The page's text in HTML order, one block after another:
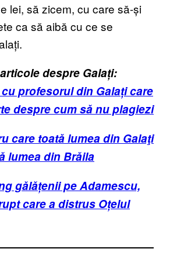
lei, să zicem, cu care să-și
ca să aibă cu ce se
despre Galați:
cu profesorul din Galați care
despre cum să nu plagiezi
care toată lumea din Galaţi
lumea din Brăila
gălățenii pe Adamescu,
care a distrus Oțelul